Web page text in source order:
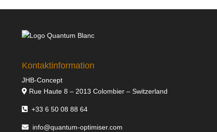
Kontaktinformation
JHB-Concept
Rue Haute 8 – 2013 Colombier – Switzerland
+33 6 50 08 88 64
info@quantum-optimiser.com